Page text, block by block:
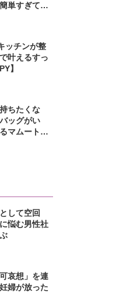
単すぎて拍
たかった
ッチンが整
叶えるすっ
】
ちたくな
ッグがい
マムートの
して空回
悩む男性社
哀想」を連
婦が放った